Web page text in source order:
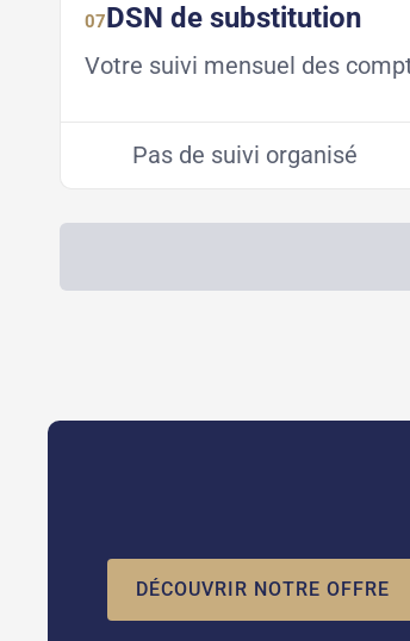
07DSN de substitution
Votre suivi mensuel des
Pas de suivi organisé
DÉCOUVRIR NOTRE OFFRE